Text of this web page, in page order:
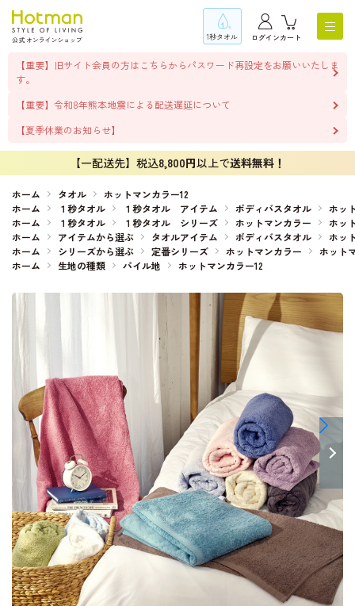
1秒タオル ログインカート
【重要】旧サイト会員の方はこちらからパスワード再設定をお願いいたしま
す。
【重要】令和8年熊本地震による配送遅延について
【夏季休業のお知らせ】
【一配送先】税込8,800円以上で送料無料！
ホーム タオル
ホットマンカラー12
ホーム
１秒タオル １秒タオル アイテム ボディバスタオル
ホッ
ホーム
１秒タオル １秒タオル シリーズ ホットマンカラー
ホッ
ホーム
アイテムから選ぶ タオルアイテム ボディバスタオル
ホッ
ホーム
シリーズから選ぶ 定番シリーズ ホットマンカラー
ホット
ホーム
生地の種類 パイル地 ホットマンカラー12